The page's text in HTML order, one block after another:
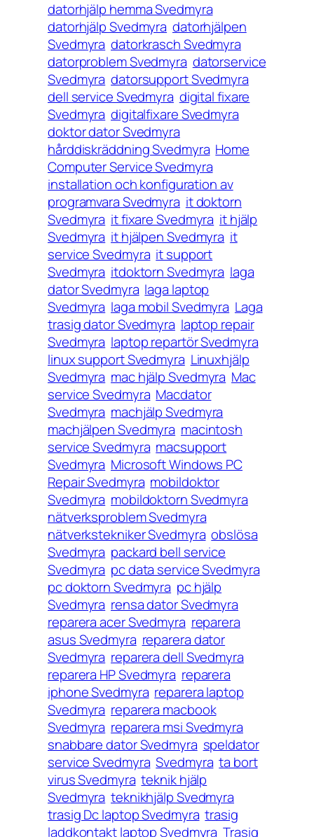
datorhjälp hemma Svedmyra
datorhjälp Svedmyra datorhjälpen
Svedmyra datorkrasch Svedmyra
datorproblem Svedmyra datorservice
Svedmyra datorsupport Svedmyra
dell service Svedmyra digital fixare
Svedmyra digitalfixare Svedmyra
doktor dator Svedmyra
hårddiskräddning Svedmyra Home
Computer Service Svedmyra
installation och konfiguration av
programvara Svedmyra it doktorn
Svedmyra it fixare Svedmyra it hjälp
Svedmyra it hjälpen Svedmyra it
service Svedmyra it support
Svedmyra itdoktorn Svedmyra laga
dator Svedmyra laga laptop
Svedmyra laga mobil Svedmyra Laga
trasig dator Svedmyra laptop repair
Svedmyra laptop repartör Svedmyra
linux support Svedmyra Linuxhjälp
Svedmyra mac hjälp Svedmyra Mac
service Svedmyra Macdator
Svedmyra machjälp Svedmyra
machjälpen Svedmyra macintosh
service Svedmyra macsupport
Svedmyra Microsoft Windows PC
Repair Svedmyra mobildoktor
Svedmyra mobildoktorn Svedmyra
nätverksproblem Svedmyra
nätverkstekniker Svedmyra obslösa
Svedmyra packard bell service
Svedmyra pc data service Svedmyra
pc doktorn Svedmyra pc hjälp
Svedmyra rensa dator Svedmyra
reparera acer Svedmyra reparera
asus Svedmyra reparera dator
Svedmyra reparera dell Svedmyra
reparera HP Svedmyra reparera
iphone Svedmyra reparera laptop
Svedmyra reparera macbook
Svedmyra reparera msi Svedmyra
snabbare dator Svedmyra speldator
service Svedmyra Svedmyra ta bort
virus Svedmyra teknik hjälp
Svedmyra teknikhjälp Svedmyra
trasig Dc laptop Svedmyra trasig
laddkontakt laptop Svedmyra Trasig